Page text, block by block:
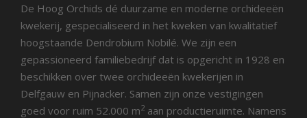
De Hoog Orchids dé duurzame en moderne orchideeën
kwekerij, gespecialiseerd in het kweken van kwalitatief
hoogstaande Dendrobium Nobilé. We zijn een
gepassioneerd familiebedrijf dat is opgericht in 1928 en
beschikken over twee orchideeën kwekerijen in
Delfgauw en Pijnacker. Samen zijn onze vestigingen
goed voor ruim 52.000 m2 aan productieruimte. Namens